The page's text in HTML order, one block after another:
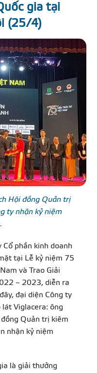
gia tại
(25/4)
Hội đồng Quản trị
ty nhận kỷ niệm
phần kinh doanh
tại Lễ kỷ niệm 75
và Trao Giải
– 2023, diễn ra
đại diện Công ty
lát Viglacera: ông
Quản trị kiêm
nhận kỷ niệm
là giải thưởng